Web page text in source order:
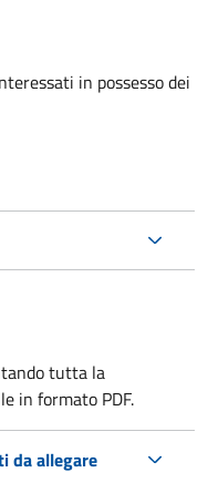
in possesso dei
tutta la
in formato PDF.
da allegare